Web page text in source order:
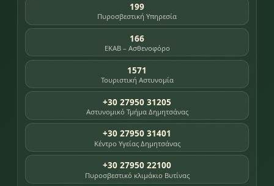
199
Πυροσβεστική Υπηρεσία
166
ΕΚΑΒ – Ασθενοφόρο
1571
Τουριστική Αστυνομία
+30 27950 31205
Αστυνομικό Τμήμα Δημητσάνας
+30 27950 31401
Κέντρο Υγείας Δημητσάνας
+30 27950 22100
Πυροσβεστικό κλιμάκιο Βυτίνας